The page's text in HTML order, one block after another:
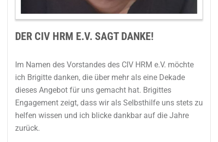
DER CIV HRM E.V. SAGT DANKE!
Im Namen des Vorstandes des CIV HRM e.V. möchte
ich Brigitte danken, die über mehr als eine Dekade
dieses Angebot für uns gemacht hat. Brigittes
Engagement zeigt, dass wir als Selbsthilfe uns stets zu
helfen wissen und ich blicke dankbar auf die Jahre
zurück.